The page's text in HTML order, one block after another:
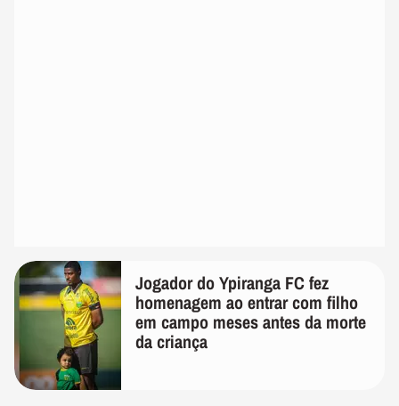
Jogador do Ypiranga FC fez
homenagem ao entrar com filho
em campo meses antes da morte
da criança